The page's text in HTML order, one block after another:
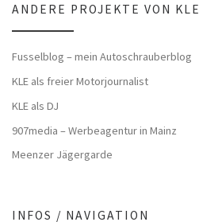
ANDERE PROJEKTE VON KLE
Fusselblog – mein Autoschrauberblog
KLE als freier Motorjournalist
KLE als DJ
907media – Werbeagentur in Mainz
Meenzer Jägergarde
INFOS / NAVIGATION